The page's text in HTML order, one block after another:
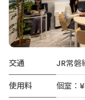
交通
JR常磐
使用料
個室：